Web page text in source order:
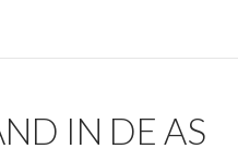
IN DE AS